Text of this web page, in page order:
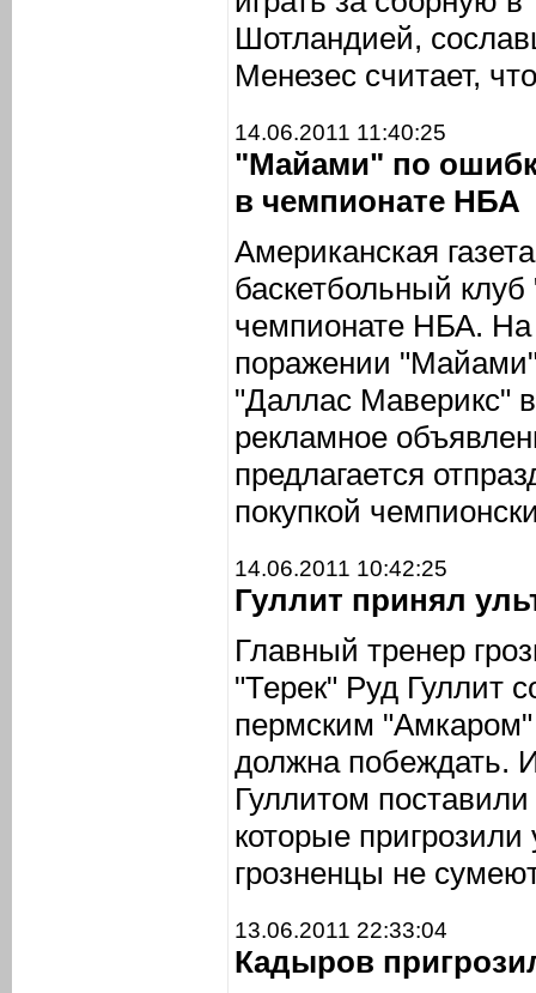
Шотландией,
Менезес считает,
14.06.2011 11:40:25
"Майами" по
в чемпионате НБА
Американская
баскетбольный
чемпионате НБА. На
поражении
"Даллас Маверикс"
рекламное
предлагается
покупкой
14.06.2011 10:42:25
Гуллит принял
Главный тренер
"Терек" Руд Гуллит
пермским
должна побеждать.
Гуллитом
которые
грозненцы не
13.06.2011 22:33:04
Кадыров